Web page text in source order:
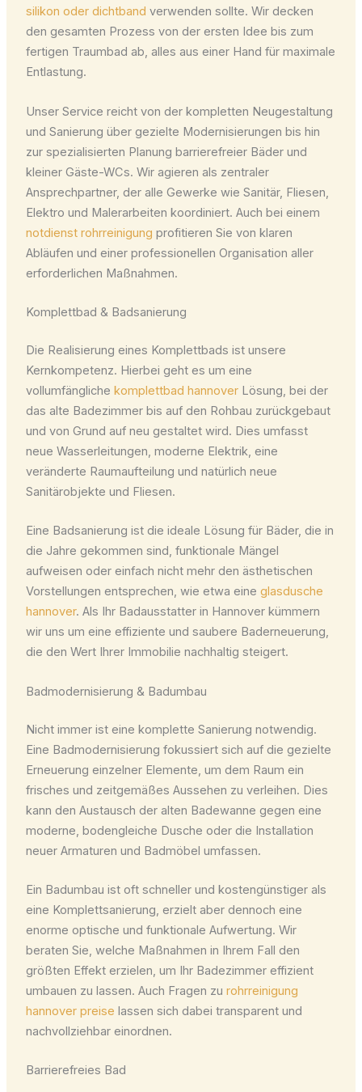
silikon oder dichtband verwenden sollte. Wir decken
den gesamten Prozess von der ersten Idee bis zum
fertigen Traumbad ab, alles aus einer Hand für maximale
Entlastung.
Unser Service reicht von der kompletten Neugestaltung
und Sanierung über gezielte Modernisierungen bis hin
zur spezialisierten Planung barrierefreier Bäder und
kleiner Gäste-WCs. Wir agieren als zentraler
Ansprechpartner, der alle Gewerke wie Sanitär, Fliesen,
Elektro und Malerarbeiten koordiniert. Auch bei einem
notdienst rohrreinigung profitieren Sie von klaren
Abläufen und einer professionellen Organisation aller
erforderlichen Maßnahmen.
Komplettbad & Badsanierung
Die Realisierung eines Komplettbads ist unsere
Kernkompetenz. Hierbei geht es um eine
vollumfängliche komplettbad hannoverLösung, bei der
das alte Badezimmer bis auf den Rohbau zurückgebaut
und von Grund auf neu gestaltet wird. Dies umfasst
neue Wasserleitungen, moderne Elektrik, eine
veränderte Raumaufteilung und natürlich neue
Sanitärobjekte und Fliesen.
Eine Badsanierung ist die ideale Lösung für Bäder, die in
die Jahre gekommen sind, funktionale Mängel
aufweisen oder einfach nicht mehr den ästhetischen
Vorstellungen entsprechen, wie etwa eine glasdusche
hannover. Als Ihr Badausstatter in Hannover kümmern
wir uns um eine effiziente und saubere Baderneuerung,
die den Wert Ihrer Immobilie nachhaltig steigert.
Badmodernisierung & Badumbau
Nicht immer ist eine komplette Sanierung notwendig.
Eine Badmodernisierung fokussiert sich auf die gezielte
Erneuerung einzelner Elemente, um dem Raum ein
frisches und zeitgemäßes Aussehen zu verleihen. Dies
kann den Austausch der alten Badewanne gegen eine
moderne, bodengleiche Dusche oder die Installation
neuer Armaturen und Badmöbel umfassen.
Ein Badumbau ist oft schneller und kostengünstiger als
eine Komplettsanierung, erzielt aber dennoch eine
enorme optische und funktionale Aufwertung. Wir
beraten Sie, welche Maßnahmen in Ihrem Fall den
größten Effekt erzielen, um Ihr Badezimmer effizient
umbauen zu lassen. Auch Fragen zu rohrreinigung
hannover preise lassen sich dabei transparent und
nachvollziehbar einordnen.
Barrierefreies Bad